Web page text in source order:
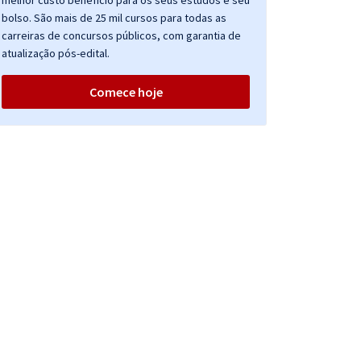
bolso. São mais de 25 mil cursos para todas as
carreiras de concursos públicos, com garantia de
atualização pós-edital.
Comece hoje